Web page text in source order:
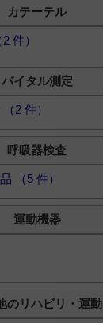
カテーテル
件）
バイタル測定
2 件）
呼吸器検査
（5 件）
運動機器
のリハビリ・運動